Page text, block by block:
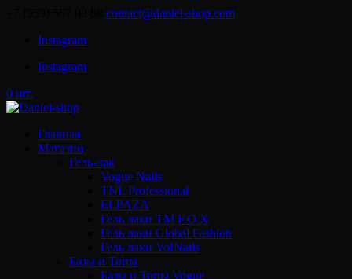
contact@daniel-shop.com
Instagram
Instagram
0 шт.
Главная
Магазин
Гель-лак
Vogue Nails
TNL Professional
ELPAZA
Гель лаки ТМ F.O.X
Гель лаки Global Fashion
Гель лаки Yo!Nails
Базы и Топы
Базы и Топы Vogue